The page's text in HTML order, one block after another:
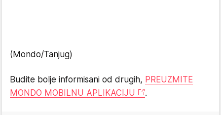
(Mondo/Tanjug)
Budite bolje informisani od drugih, PREUZMITE
MONDO MOBILNU APLIKACIJU
.